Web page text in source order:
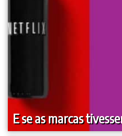
E se as marcas